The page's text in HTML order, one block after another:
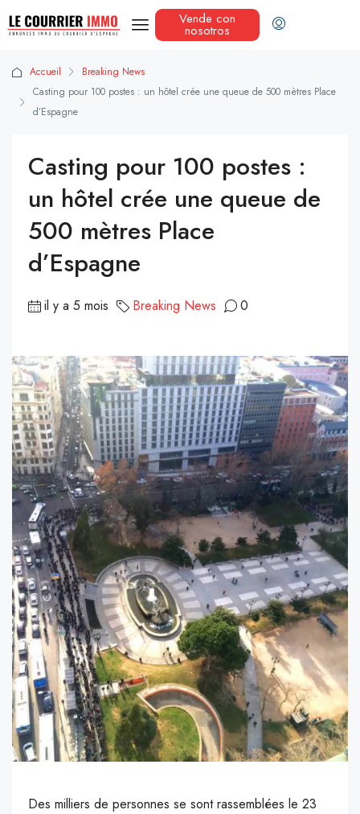
Vende con
nosotros
Accueil
Breaking News
Casting pour 100 postes : un hôtel crée une queue de 500 mètres Place
d’Espagne
Casting pour 100 postes :
un hôtel crée une queue de
500 mètres Place
d’Espagne
il y a 5 mois Breaking News 0
Des milliers de personnes se sont rassemblées le 23